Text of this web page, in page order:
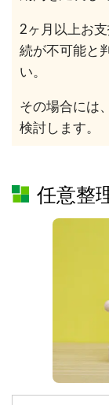
2ヶ月以上お
続が不可能と
い。
その場合には
検討します。
任意整